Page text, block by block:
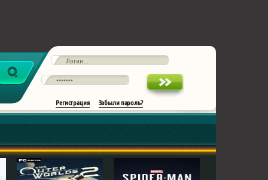
Регистрация
Забыли пароль?